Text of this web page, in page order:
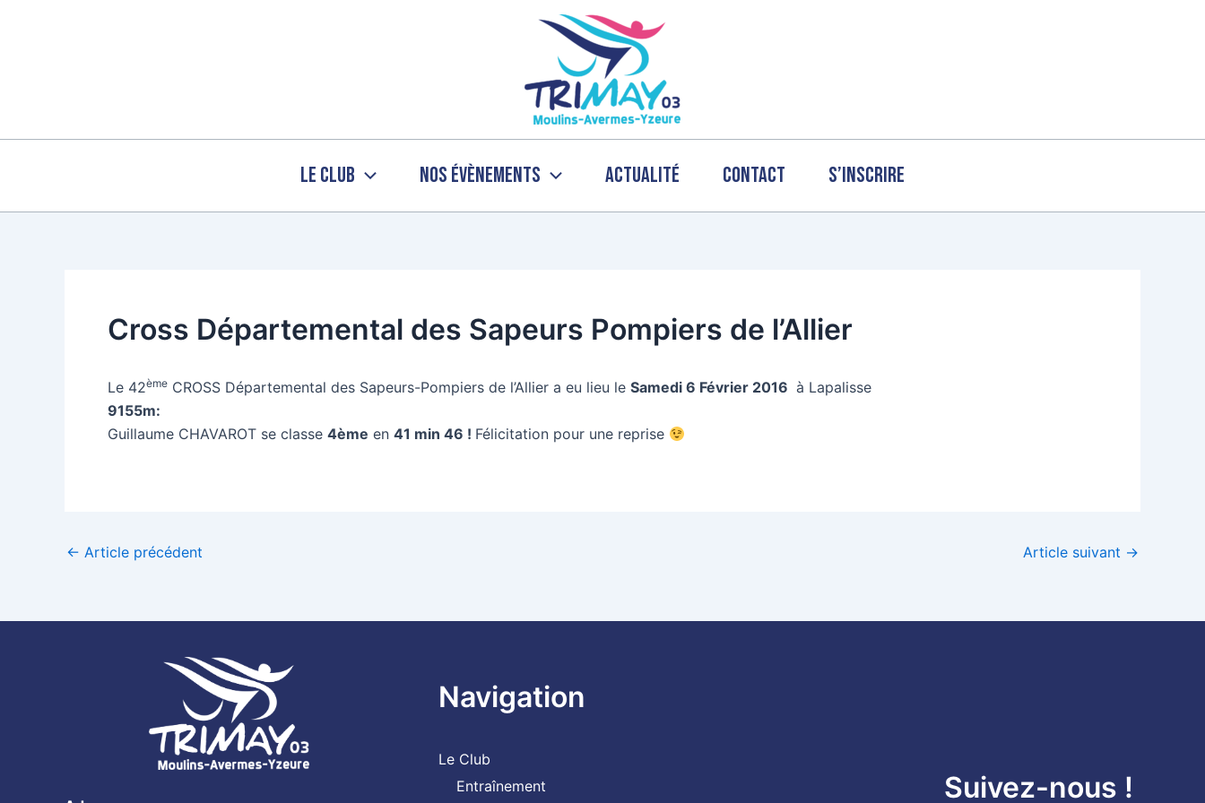
Le Club Nos évènements Actualité Contact S’inscrire
Cross Départemental des Sapeurs Pompiers de l’Allier
Le 42ème CROSS Départemental des Sapeurs-Pompiers de l’Allier a eu lieu le Samedi 6 Février 2016 à Lapalisse
9155m:
Guillaume CHAVAROT se classe 4ème en 41 min 46 ! Félicitation pour une reprise
← Article précédent Article suivant →
Navigation
Le Club
Entraînement
Suivez-nous !